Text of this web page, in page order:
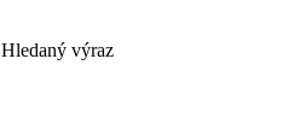
Hledaný výraz